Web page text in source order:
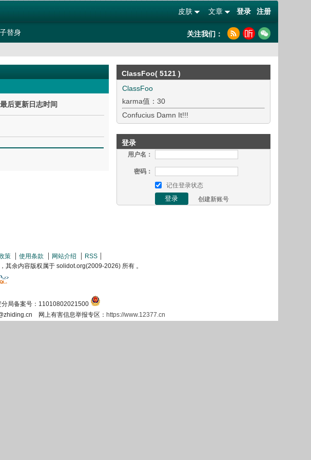
登录 注册
文章
皮肤
替身 关注我们：
ClassFoo( 5121 )
ClassFoo
karma值：30
Confucius Damn It!!!
登录
用户名：
密码：
记住登录状态
创建新账号
最后更新日志时间
策 使用条款 网站介绍
RSS
其余内容版权属于 solidot.org(2009-2026) 所有 。
分局备案号：11010802021500
网上有害信息举报专区： https://www.12377.cn